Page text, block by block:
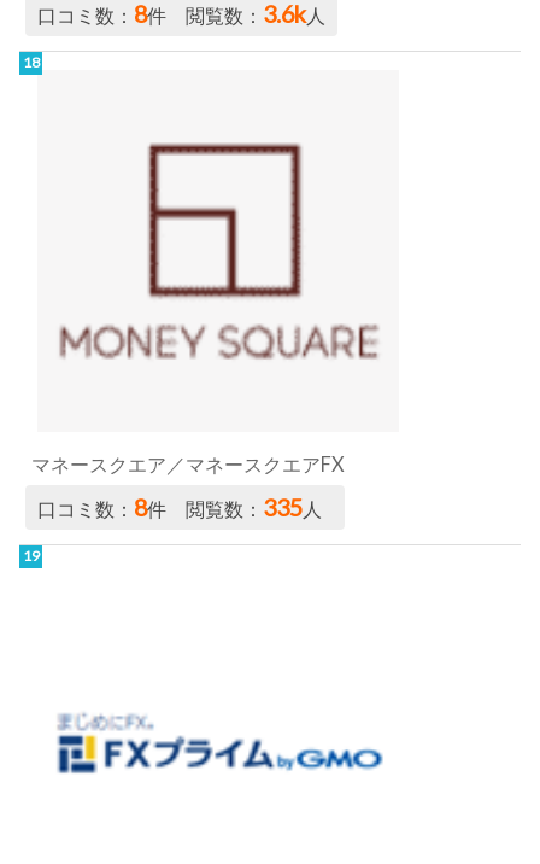
口コミ数： 8件 閲覧数： 3.6k人
マネースクエア／マネースクエアFX
口コミ数： 8件 閲覧数： 335人